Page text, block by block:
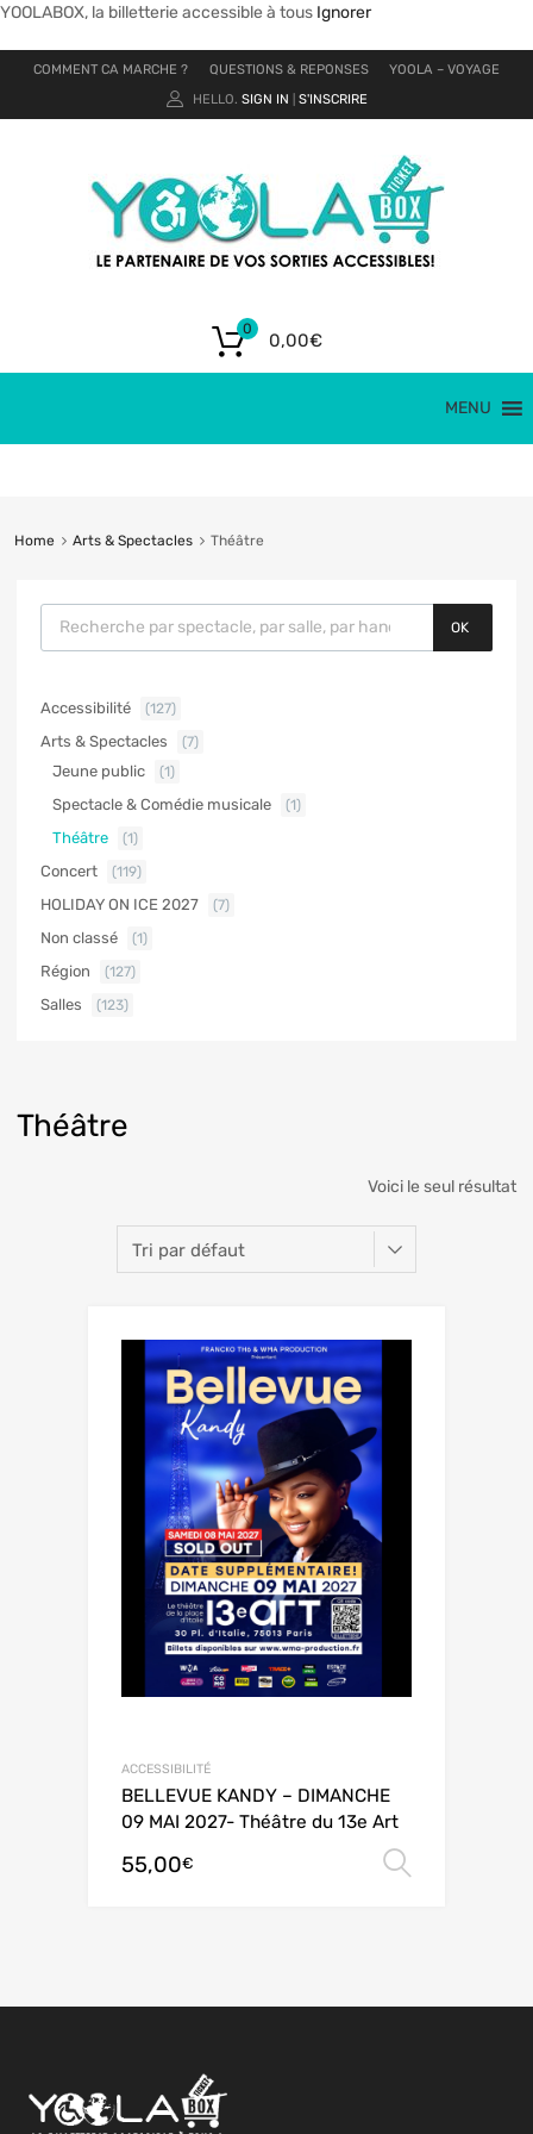
YOOLABOX, la billetterie accessible à tous Ignorer
COMMENT CA MARCHE ? QUESTIONS & REPONSES
YOOLA – VOYAGE
HELLO. SIGN IN S'INSCRIRE
0,00€
0
MENU
Home Arts & Spectacles Théâtre
Théâtre
Voici le seul résultat
ACCESSIBILITÉ
BELLEVUE KANDY – DIMANCHE
09 MAI 2027- Théâtre du 13e Art
55,00€
OK
Accessibilité (127)
Arts & Spectacles (7)
Jeune public (1)
Spectacle & Comédie musicale (1)
Théâtre (1)
Concert (119)
HOLIDAY ON ICE 2027 (7)
Non classé (1)
Région (127)
Salles (123)